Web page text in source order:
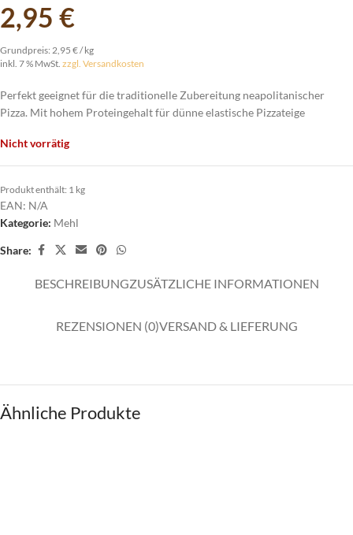
2,95 €
Grundpreis: 2,95 €/kg
inkl. 7 % MwSt. zzgl. Versandkosten
Perfekt geeignet für die traditionelle Zubereitung neapolitanischer
Pizza. Mit hohem Proteingehalt für dünne elastische Pizzateige
Nicht vorrätig
Produkt enthält: 1 kg
EAN: N/A
Kategorie: Mehl
Share:
BESCHREIBUNGZUSÄTZLICHE INFORMATIONEN
REZENSIONEN (0)VERSAND & LIEFERUNG
Ähnliche Produkte